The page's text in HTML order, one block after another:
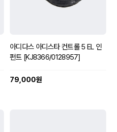
아디다스 아디스타 컨트롤 5 EL 인
펀트 [KJ8366/0128957]
79,000원